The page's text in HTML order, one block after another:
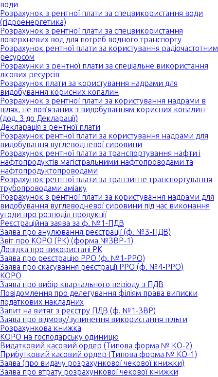
води
Розрахунок з рентної плати за спецвикористання води
(гідроенергетика)
Розрахунок з рентної плати за спецвикористання
поверхневих вод для потреб водного транспорту
Розрахунок рентної плати за користування радіочастотним
ресурсом
Розрахунки з рентної плати за спеціальне використання
лісових ресурсів
Розрахунок плати за користування надрами для
видобування корисних копалин
Розрахунок з рентної плати за користування надрами в
цілях, не пов’язаних з видобуванням корисних копалин
(дод. 3 до Декларації)
Декларація з рентної плати
Розрахунок рентної плати за користування надрами для
видобування вуглеводневої сировини
Розрахунок рентної плати за транспортування нафти і
нафтопродуктів магістральними нафтопроводами та
нафтопродуктопроводами
Розрахунок рентної плати за транзитне транспортування
трубопроводами аміаку
Розрахунок з рентної плати за користування надрами для
видобування вуглеводневої сировини під час виконання
угоди про розподіл продукції
Реєстраційна заява за ф. №1-ПДВ
Заява про анулювання реєстрації (ф. №3-ПДВ)
Звіт про КОРО (РК) (форма №ЗВР-1)
Довідка про використані РК
Заява про реєстрацію РРО (ф. №1-РРО)
Заява про скасування реєстрації РРО (ф. №4-РРО)
КОРО
Заява про вибір квартального періоду з ПДВ
Повідомлення про делегування філіям права виписки
податкових накладних
Запит на витяг з реєстру ПДВ (ф. №1-ЗВР)
Заява про відмову/зупинення використання пільги
Розрахункова книжка
КОРО на господарську одиницю
Видатковий касовий ордер (Типова форма № КО-2)
Прибутковий касовий ордер (Типова форма № КО-1)
Заява (про видачу розрахункової чекової книжки)
Заява про втрату розрахункової чекової книжки